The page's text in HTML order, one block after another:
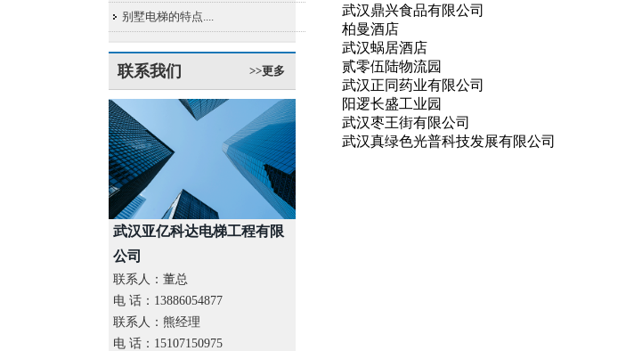
别墅电梯的特点....
联系我们 >>更多
武汉亚亿科达电梯工程有限
公司
联系人：董总
电 话：13886054877
联系人：熊经理
电 话：15107150975
武汉鼎兴食品有限公司
柏曼酒店
武汉蜗居酒店
贰零伍陆物流园
武汉正同药业有限公司
阳逻长盛工业园
武汉枣王街有限公司
武汉真绿色光普科技发展有限公司